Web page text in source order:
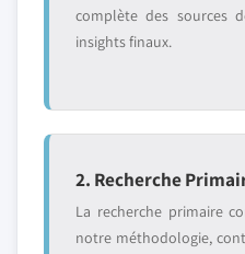
complète des sources
insights finaux.
2. Recherche
La recherche primaire
notre méthodologie,